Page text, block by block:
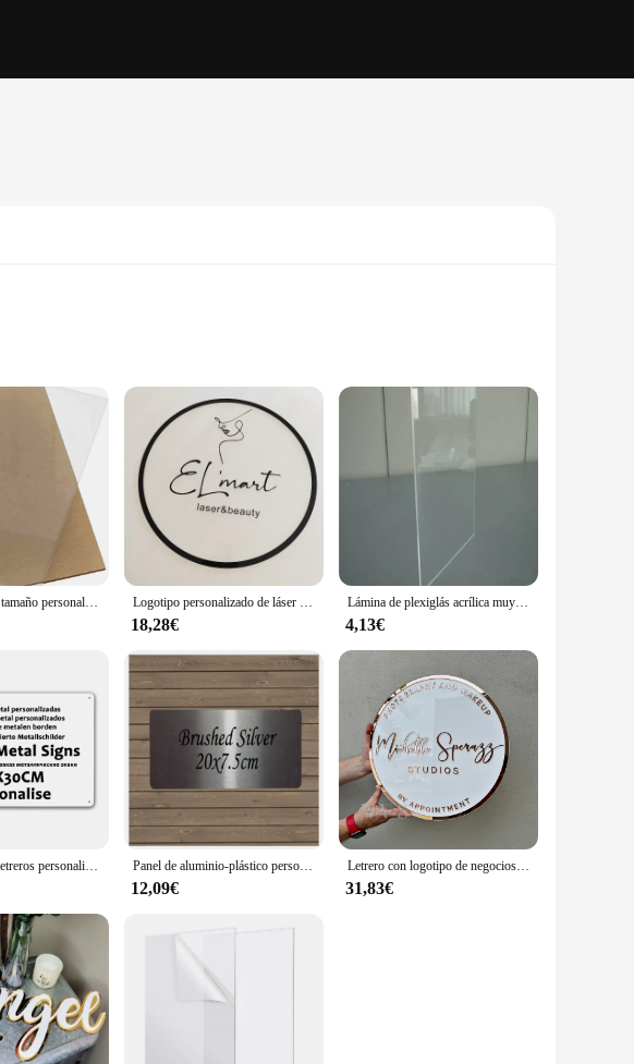
The high-quality aluminum material ensures durability and longevity, while the
to create a cohesive branding for your storefront or add a unique touch to your
in any location. The weather-resistant properties of the aluminum ensure that
y señales will look as good as new, minimizing maintenance and keeping
choice for businesses and event planners looking to create a professional
Hoja acrílica de tamaño personalizado, tablero de vidrio plexiglás de plástico transparente fundido para letreros, proyectos de exhibición DIY, artesanía Logotipo personalizado de láser y belleza, letrero acrílico, Panel de exhibición de logotipo de estudio de salón de belleza
18,28€
Lámina de plexiglás acrílica muy transparente, Panel de plexiglás de plástico, corte personalizado a medida
4,13€
Dropshipping, letreros personalizados, letrero Vintage, placa artística de pared de metal personalizada, placas Retro personalizadas, 20x30cm/30x40cm Panel de aluminio-plástico personalizado, letrero de puerta de oficina para casa en blanco, blanco plateado, 20x7,5 cm
12,09€
Letrero con logotipo de negocios personalizado, letrero de pared acrílico personalizado, logotipo de salón, placa con logotipo de tienda cortada con láser 3d, letrero comercial para tienda
31,83€